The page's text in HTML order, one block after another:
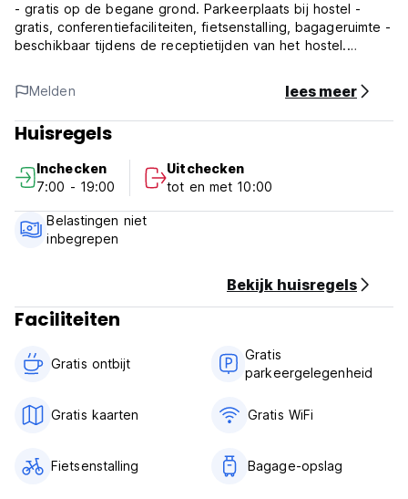
- gratis op de begane grond. Parkeerplaats bij hostel -
gratis, conferentiefaciliteiten, fietsenstalling, bagageruimte -
beschikbaar tijdens de receptietijden van het hostel.
Het stadscentrum, met winkels en restaurants, is met de bus
in 5 minuten te bereiken. De bushalte ATK Klagenfurt
Jugendgästehaus ligt op 100 meter van de accommodatie.
Het Europapark en Minimundus Park liggen op 10 minuten
Alle privékamers en slaapzalen zijn voorzien van een
badkamer. Sommige kamers hebben ook een balkon, terwijl
de tweepersoonskamers bovendien kabel-tv hebben. Op
verzoek en onder voorbehoud van beschikbaarheid zijn er
zijn voor mensen met een lichamelijke beperking. (Auto-
Melden lees meer
Huisregels
Inchecken
7:00 - 19:00
Uitchecken
tot en met 10:00
Belastingen niet
inbegrepen
Bekijk huisregels
Faciliteiten
Gratis ontbijt‎
Gratis
parkeergelegenheid
Gratis kaarten Gratis WiFi
Fietsenstalling Bagage-opslag